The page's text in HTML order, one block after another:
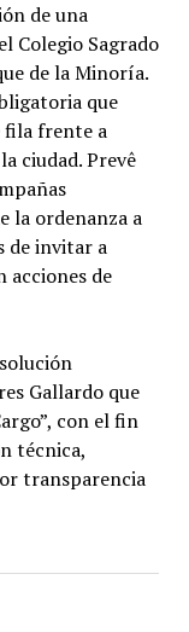
de una
Colegio Sagrado
de la Minoría.
que
fila frente a
ciudad. Prevê
la ordenanza a
de invitar a
acciones de
Gallardo que
con el fin
técnica,
transparencia